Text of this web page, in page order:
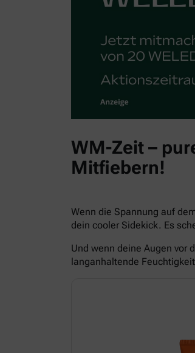
WM-Zeit –
Mitfiebern!
Wenn die Spannung auf
dein cooler Sidekick. Es
Und wenn deine Augen vor
langanhaltende